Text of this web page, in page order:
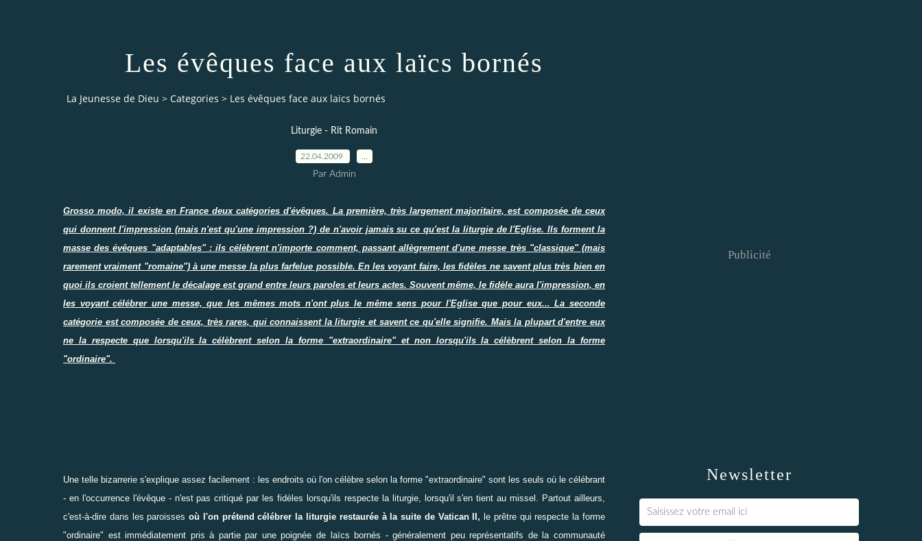
Les évêques face aux laïcs bornés
La Jeunesse de Dieu > Categories > Les évêques face aux laïcs bornés
Liturgie - Rit Romain
22.04.2009
Par Admin
Grosso modo, il existe en France deux catégories d'évêques. La première, très largement majoritaire, est composée de ceux
qui donnent l'impression (mais n'est qu'une impression ?) de n'avoir jamais su ce qu'est la liturgie de l'Eglise. Ils forment la
masse des évêques "adaptables" : ils célèbrent n'importe comment, passant allègrement d'une messe très "classique" (mais
rarement vraiment "romaine") à une messe la plus farfelue possible. En les voyant faire, les fidèles ne savent plus très bien en
quoi ils croient tellement le décalage est grand entre leurs paroles et leurs actes. Souvent même, le fidèle aura l'impression, en
les voyant célébrer une messe, que les mêmes mots n'ont plus le même sens pour l'Eglise que pour eux... La seconde
catégorie est composée de ceux, très rares, qui connaissent la liturgie et savent ce qu'elle signifie. Mais la plupart d'entre eux
ne la respecte que lorsqu'ils la célèbrent selon la forme "extraordinaire" et non lorsqu'ils la célèbrent selon la forme
"ordinaire".
Une telle bizarrerie s'explique assez facilement : les endroits où l'on célèbre selon la forme "extraordinaire" sont les seuls où le célébrant
- en l'occurrence l'évêque - n'est pas critiqué par les fidèles lorsqu'ils respecte la liturgie, lorsqu'il s'en tient au missel. Partout ailleurs,
c'est-à-dire dans les paroissesoù l'on prétend célébrer la liturgie restaurée à la suite de Vatican II, le prêtre qui respecte la forme
"ordinaire" est immédiatement pris à partie par une poignée de laïcs bornés - généralement peu représentatifs de la communauté
Newsletter
Publicité